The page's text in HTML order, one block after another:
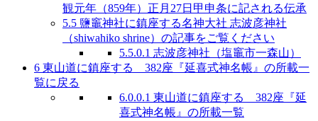
観元年（859年）正月27日甲申条に記される伝承
5.5 鹽竈神社に鎮座する名神大社 志波彦神社
（shiwahiko shrine）の記事をご覧ください
5.5.0.1 志波彦神社（塩竈市一森山）
6 東山道に鎮座する 382座『延喜式神名帳』の所載一
覧に戻る
6.0.0.1 東山道に鎮座する 382座『延
喜式神名帳』の所載一覧